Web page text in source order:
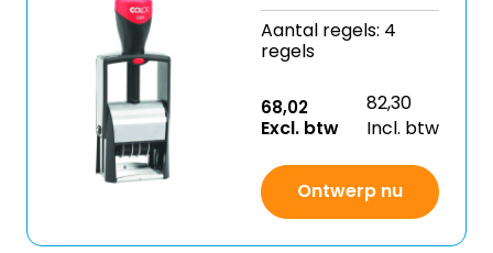
Aantal regels: 4
regels
68,02
Excl. btw
82,30
Incl. btw
Ontwerp nu